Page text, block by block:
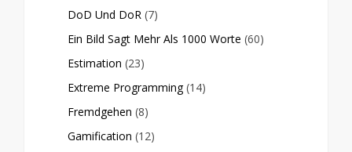
DoD Und DoR (7)
Ein Bild Sagt Mehr Als 1000 Worte (60)
Estimation (23)
Extreme Programming (14)
Fremdgehen (8)
Gamification (12)